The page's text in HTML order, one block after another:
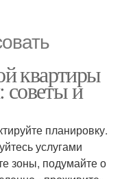
квартиры
советы и
планировку.
услугами
зоны, подумайте о